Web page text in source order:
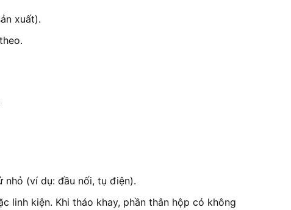
xuất).
(ví dụ: đầu nối, tụ điện).
linh kiện. Khi tháo khay, phần thân hộp có không